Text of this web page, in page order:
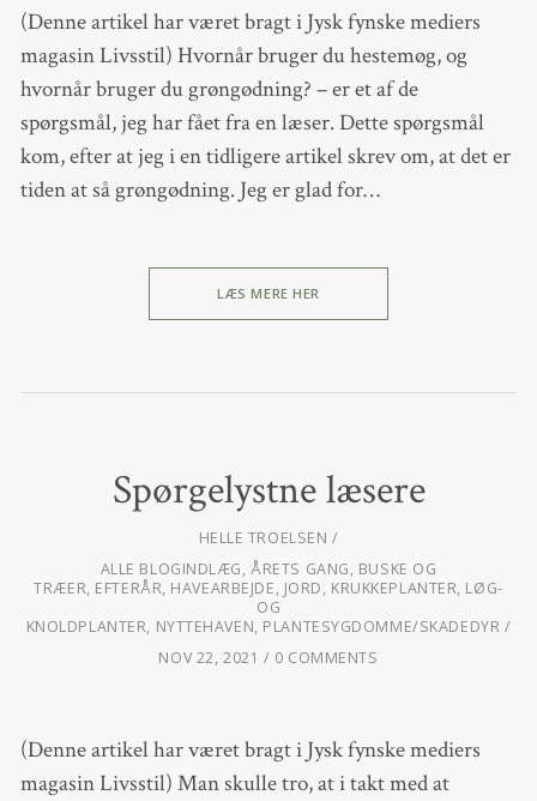
(Denne artikel har været bragt i Jysk fynske mediers
magasin Livsstil) Hvornår bruger du hestemøg, og
hvornår bruger du grøngødning? – er et af de
spørgsmål, jeg har fået fra en læser. Dette spørgsmål
kom, efter at jeg i en tidligere artikel skrev om, at det er
tiden at så grøngødning. Jeg er glad for…
LÆS MERE HER
Spørgelystne læsere
HELLE TROELSEN
ALLE BLOGINDLÆG,ÅRETS GANG, BUSKE OG
TRÆER, EFTERÅR, HAVEARBEJDE, JORD, KRUKKEPLANTER, LØG-
OG
KNOLDPLANTER, NYTTEHAVEN, PLANTESYGDOMME/SKADEDYR
NOV 22, 2021
0 COMMENTS
(Denne artikel har været bragt i Jysk fynske mediers
magasin Livsstil) Man skulle tro, at i takt med at